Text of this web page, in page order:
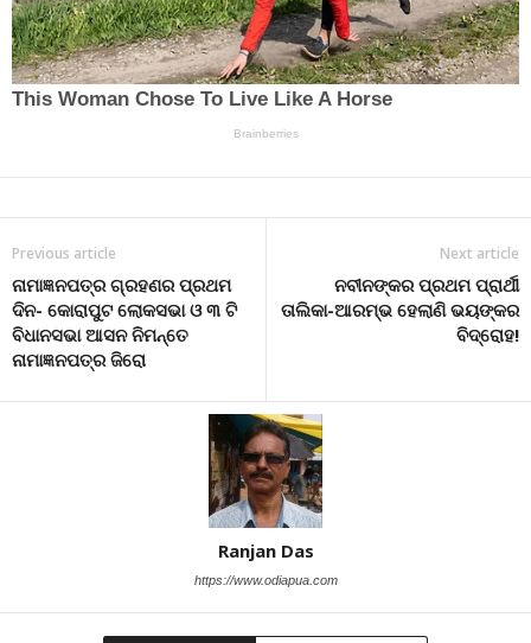
Previous article
ନାମାଜ୍ଞନପତ୍ର ଗ୍ରହଣର ପ୍ରଥମ
ଦିନ- କୋରାପୁଟ ଲୋକସଭା ଓ ୩ ଟି
ବିଧାନସଭା ଆସନ ନିମନ୍ତେ
ନାମାଜ୍ଞନପତ୍ର ଜିରୋ
Next article
ନବୀନଙ୍କର ପ୍ରଥମ ପ୍ରାର୍ଥୀ
ତାଲିକା-ଆରମ୍ଭ ହେଲାଣି ଭୟଙ୍କର
ବିଦ୍ରୋହ!
Ranjan Das
https://www.odiapua.com